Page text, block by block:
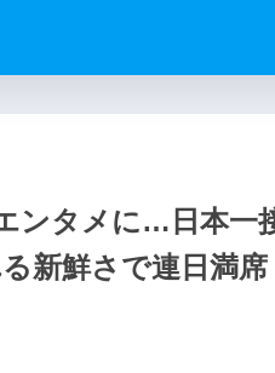
ンタメに…日本一
新鮮さで連日満席